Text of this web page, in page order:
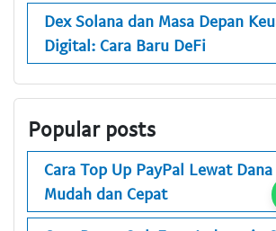
Dex Solana dan Masa Depan
Digital: Cara Baru DeFi
Popular posts
Cara Top Up PayPal Lewat
Mudah dan Cepat